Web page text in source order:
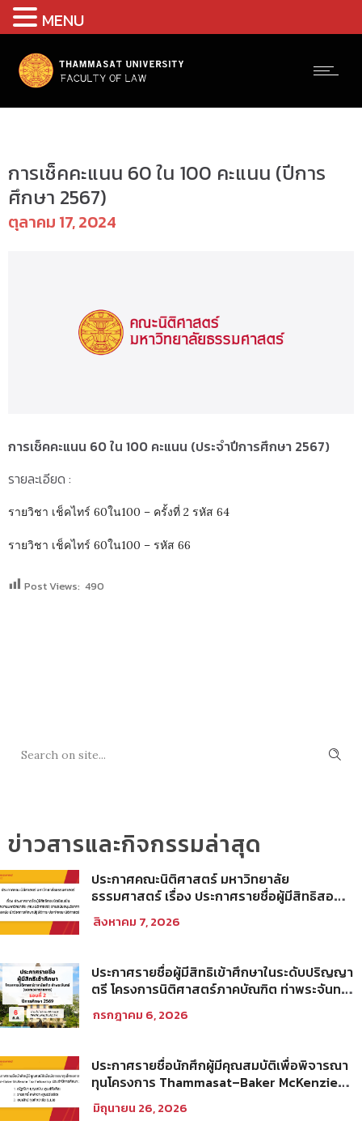
การเช็คคะแนน 60 ใน 100 คะแนน (ปีการ
ศึกษา 2567)
ตุลาคม 17, 2024
การเช็คคะแนน 60 ใน 100 คะแนน (ประจำปีการศึกษา 2567)
รายละเอียด :
รายวิชา เช็คไทร์ 60ใน100 – ครั้งที่ 2 รหัส 64
รายวิชา เช็คไทร์ 60ใน100 – รหัส 66
Post Views: 490
ข่าวสารและกิจกรรมล่าสุด
ประกาศคณะนิติศาสตร์ มหาวิทยาลัย
ธรรมศาสตร์ เรื่อง ประกาศรายชื่อผู้มีสิทธิสอบ
ข้อเขียนเป็น พนักงานมหาวิทยาลัย (คณะ
นิติศาสตร์) สายสนับสนุนวิชาการ ตำแหน่ง นัก
สิงหาคม 7, 2026
ประกาศรายชื่อผู้มีสิทธิเข้าศึกษาในระดับปริญญา
ตรี โครงการนิติศาสตร์ภาคบัณฑิต ท่าพระจันทร์
ศึกษา 2569 รอบที่ 2
กรกฎาคม 6, 2026
ประกาศรายชื่อนักศึกผู้มีคุณสมบัติเพื่อพิจารณา
ทุนโครงการ Thammasat–Baker McKenzie
Tax Fellowship ประจำปีการศึกษา 2569
มิถุนายน 26, 2026
MENU